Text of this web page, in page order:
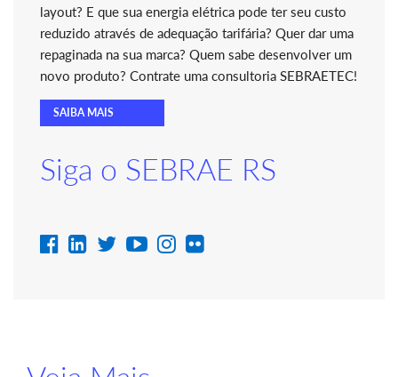
layout? E que sua energia elétrica pode ter seu custo
reduzido através de adequação tarifária? Quer dar uma
repaginada na sua marca? Quem sabe desenvolver um
novo produto? Contrate uma consultoria SEBRAETEC!
SAIBA MAIS
Siga o SEBRAE RS